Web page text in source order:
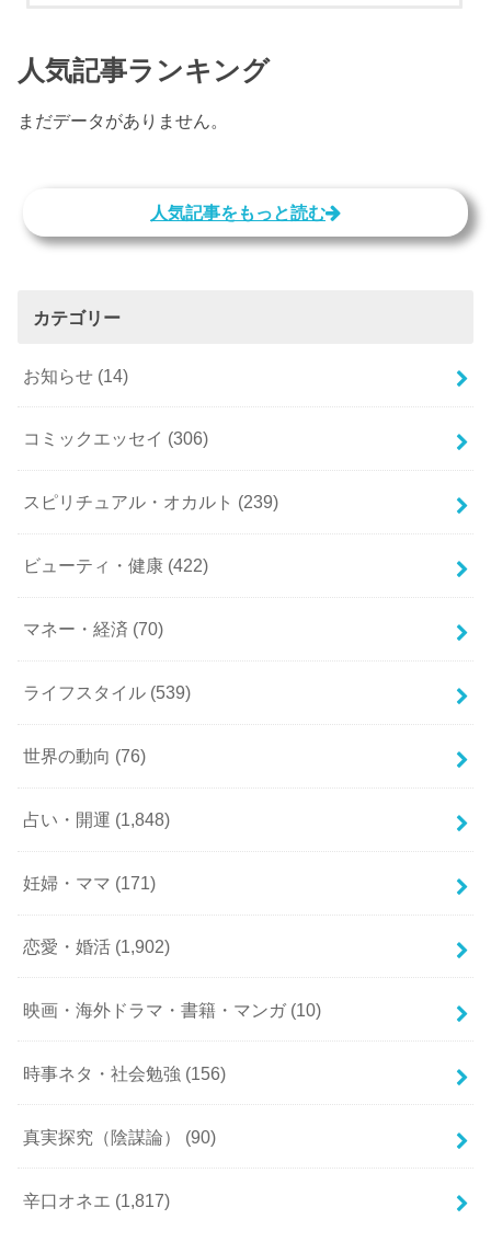
人気記事ランキング
まだデータがありません。
人気記事をもっと読む
カテゴリー
お知らせ (14)
コミックエッセイ (306)
スピリチュアル・オカルト (239)
ビューティ・健康 (422)
マネー・経済 (70)
ライフスタイル (539)
世界の動向 (76)
占い・開運 (1,848)
妊婦・ママ (171)
恋愛・婚活 (1,902)
映画・海外ドラマ・書籍・マンガ (10)
時事ネタ・社会勉強 (156)
真実探究（陰謀論） (90)
辛口オネエ (1,817)